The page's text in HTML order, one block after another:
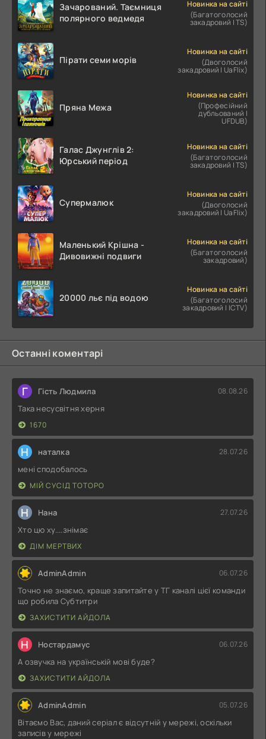
Зачарований. Таємниця
полярного ведмедя
Новинка на сайті
(Багатоголосий
закадровий | TS)
Пірати семи морів
Новинка на сайті
(Двоголосий
закадровий | UaFlix)
Пряна Межа
Новинка на сайті
(Професійний
дубльований |
UFDUB)
Галас Джунглів 2:
Юрський період
Новинка на сайті
(Багатоголосий
закадровий | TS)
Супермалюк
Новинка на сайті
(Двоголосий
закадровий | UaFlix)
Маленький Крішна -
Дивовижні подвиги
Новинка на сайті
(Багатоголосий
закадровий)
20000 льє під водою
Новинка на сайті
(Багатоголосий
закадровий | ICTV)
Останні коментарі
Г Гість Людмила 08.08.26
Така несусвітня херня
1670
Н наталка 28.07.26
мені сподобалось
МІЙ СУСІД ТОТОРО
Н Нана 27.07.26
Хто цю ху....знімає
ДІМ МЕРТВИХ
AdminAdmin 06.07.26
Точно не знаємо, краще запитайте у ТГ каналі цієї команди
що робила Субтитри
ЗАХИСТИТИ АЙДОЛА
Н Ностардамус 06.07.26
А озвучка на українській мові буде?
ЗАХИСТИТИ АЙДОЛА
AdminAdmin 05.07.26
Вітаємо Вас, даний серіал є відсутній у мережі, оскільки
записів у мережі